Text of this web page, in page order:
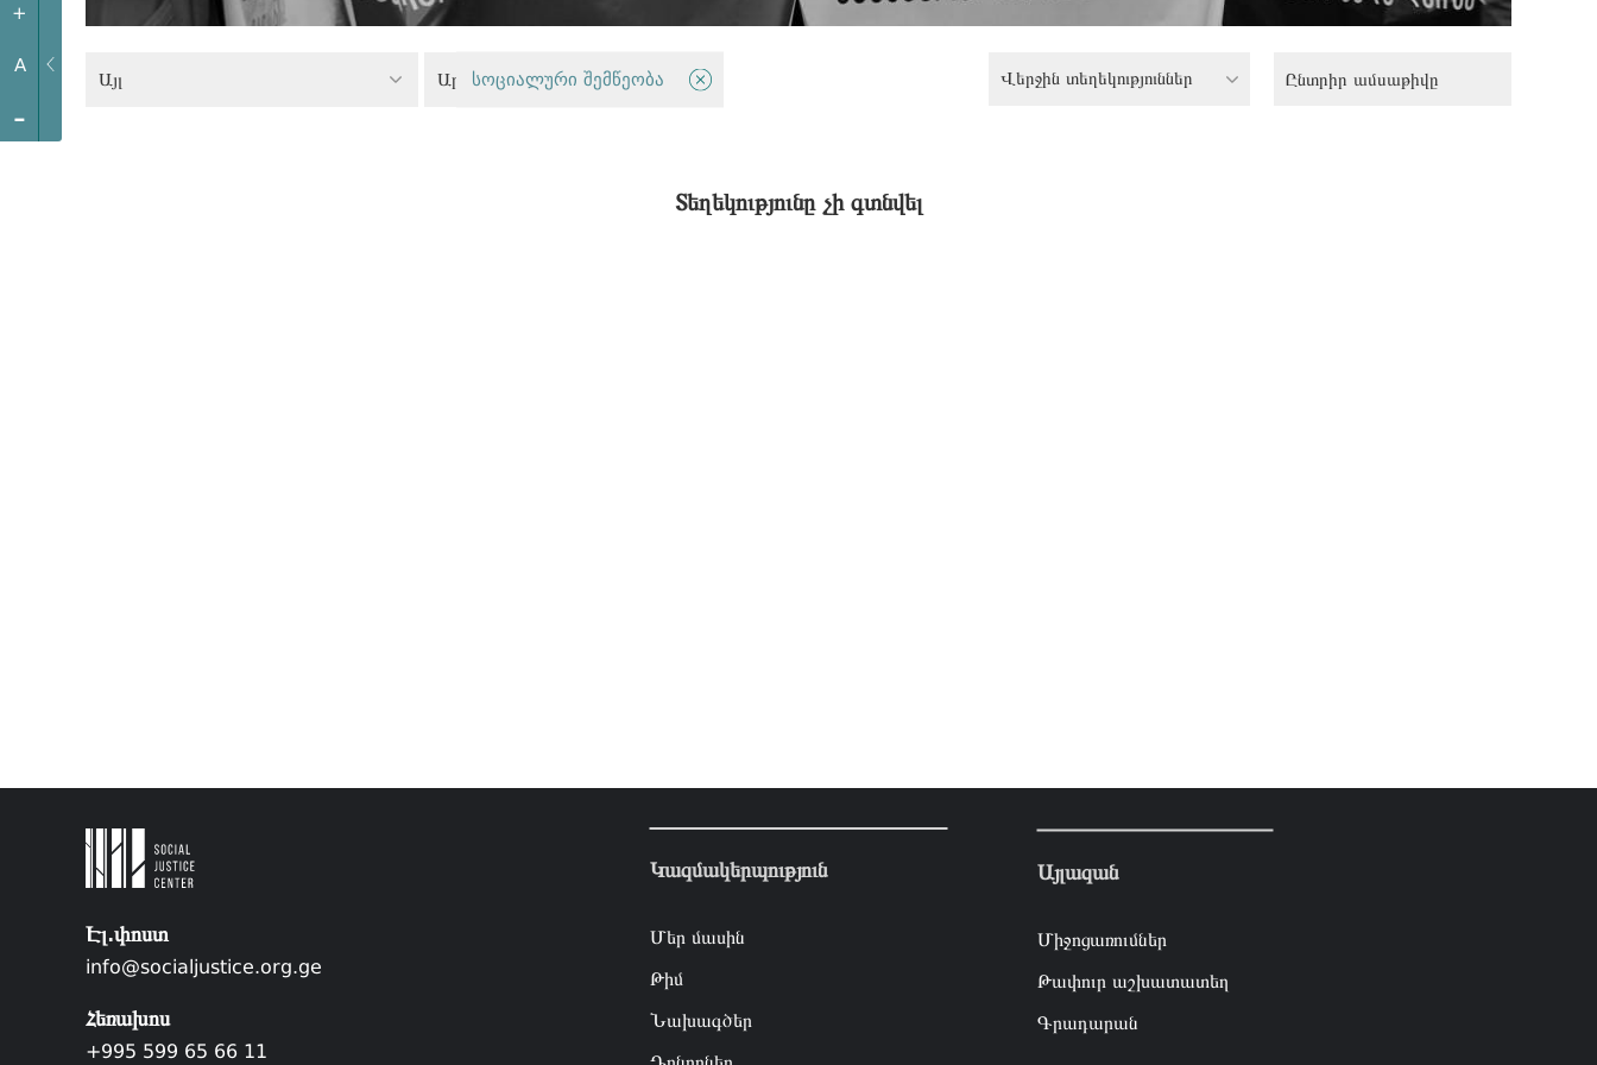
+
A
-
Այլ Արդարության և ժողովրդավարու
სოციალური შემწეობა Վերջին տեղեկություններ
Տեղեկությունը չի գտնվել
Էլ.փոստ
info@socialjustice.org.ge
Հեռախոս
+995 599 65 66 11
Կազմակերպություն
Մեր մասին
Թիմ
Նախագծեր
Այլազան
Միջոցառումներ
Թափուր աշխատատեղ
Գրադարան